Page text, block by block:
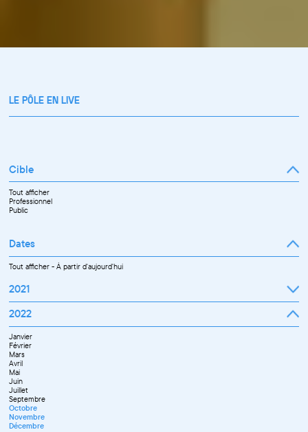
LE PÔLE EN LIVE
Cible
Tout afficher
Professionnel
Public
Dates
Tout afficher-À partir d'aujourd'hui
2021
Septembre
Novembre
Décembre
2022
Janvier
Février
Mars
Avril
Mai
Juin
Juillet
Septembre
Octobre
Novembre
Décembre